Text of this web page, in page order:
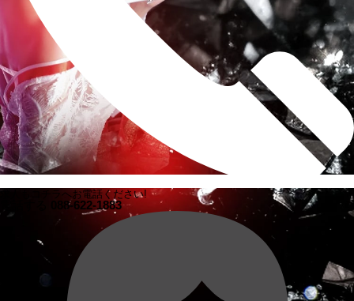
求人もコチラへお電話ください!
088-622-1883